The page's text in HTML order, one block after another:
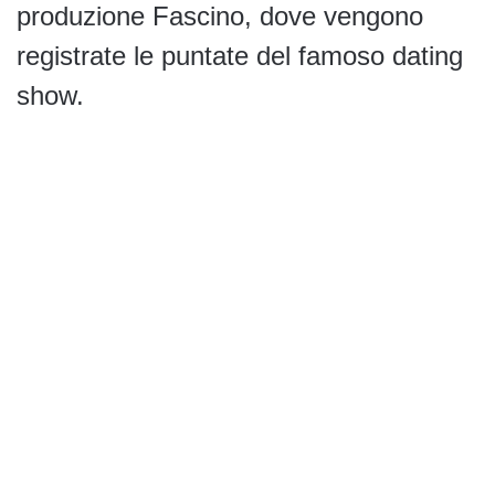
produzione Fascino, dove vengono
registrate le puntate del famoso dating
show.